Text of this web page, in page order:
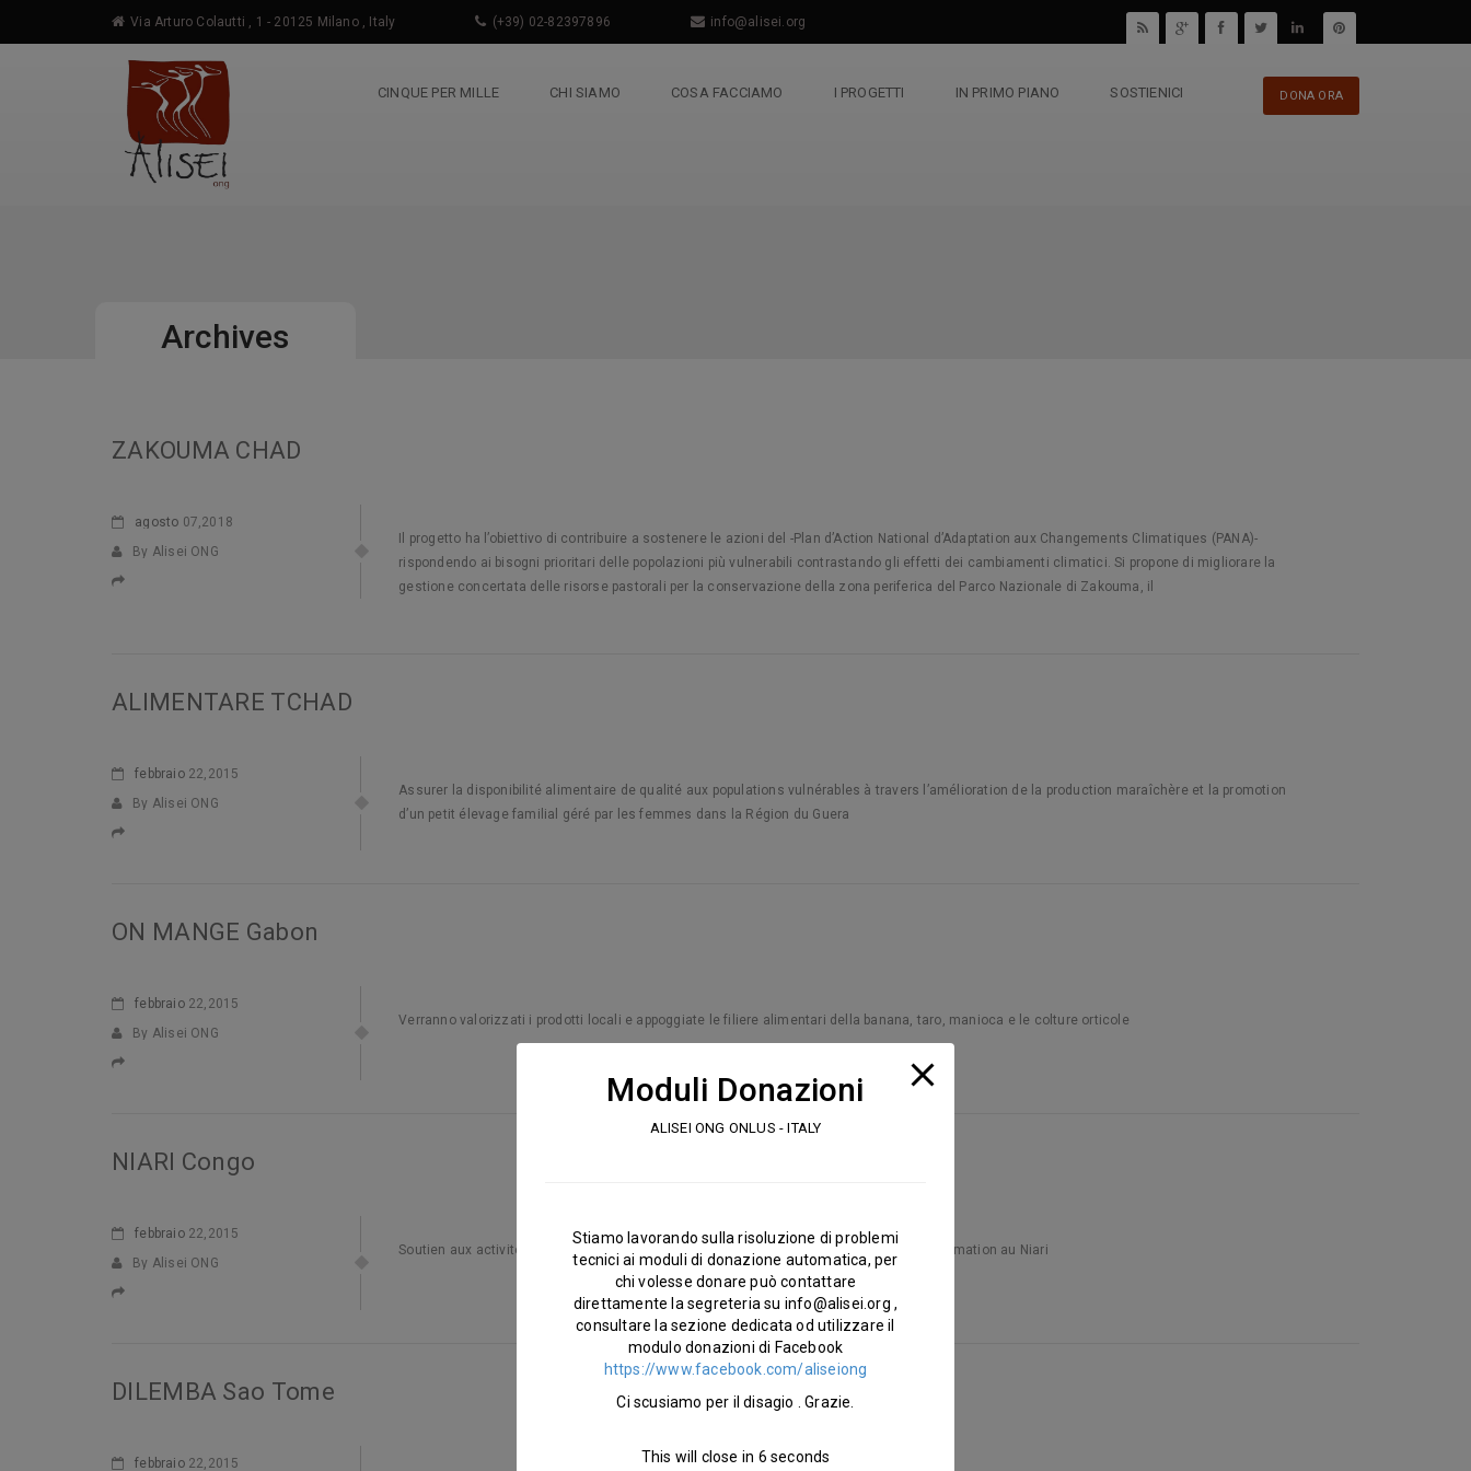
Via Arturo Colautti , 1 - 20125 Milano , Italy (+39) 02-82397896 info@alisei.org
DONA ORA
CINQUE PER MILLE CHI SIAMO COSA FACCIAMO I PROGETTI IN PRIMO PIANO SOSTIENICI
Archives
ZAKOUMA CHAD
agosto 07,2018
By Alisei ONG
Il progetto ha l’obiettivo di contribuire a sostenere le azioni del -Plan d’Action National d’Adaptation aux Changements Climatiques (PANA)-
rispondendo ai bisogni prioritari delle popolazioni più vulnerabili contrastando gli effetti dei cambiamenti climatici. Si propone di migliorare la
gestione concertata delle risorse pastorali per la conservazione della zona periferica del Parco Nazionale di Zakouma, il
ALIMENTARE TCHAD
febbraio22,2015
By Alisei ONG
Assurer la disponibilité alimentaire de qualité aux populations vulnérables à travers l’amélioration de la production maraîchère et la promotion
d’un petit élevage familial géré par les femmes dans la Région du Guera
ON MANGE Gabon
febbraio22,2015
By Alisei ONG
Verranno valorizzati i prodotti locali e appoggiate le filiere alimentari della banana, taro, manioca e le colture orticole
NIARI Congo
febbraio22,2015
By Alisei ONG
Soutien aux activités agricoles et avicoles gérées par les associations paysannes et formation au Niari
DILEMBA Sao Tome
febbraio22,2015
Moduli Donazioni
ALISEI ONG ONLUS - ITALY
Stiamo lavorando sulla risoluzione di problemi
tecnici ai moduli di donazione automatica, per
chi volesse donare può contattare
direttamente la segreteria su info@alisei.org ,
consultare la sezione dedicata od utilizzare il
modulo donazioni di Facebook
https://www.facebook.com/aliseiong
Ci scusiamo per il disagio . Grazie.
This will close in 5 seconds